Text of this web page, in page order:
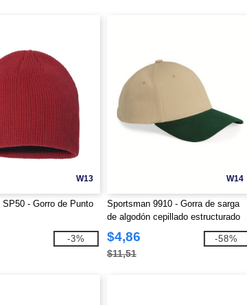
W13
- Gorro de Punto
-3%
W14
Sportsman 9910 - Gorra de sarga
de algodón cepillado estructurado
$4,86
$11,51
-58%